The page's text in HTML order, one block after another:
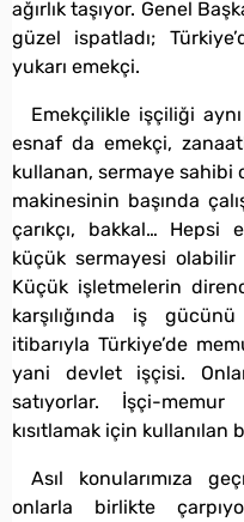
ağırlık taşıyor. Genel
güzel ispatladı;
yukarı emekçi.
Emekçilikle işçiliği
esnaf da emekçi,
kullanan, sermaye sahibi
makinesinin başında
çarıkçı, bakkal… Hepsi
küçük sermayesi
Küçük işletmelerin
karşılığında iş
itibarıyla Türkiye’de
yani devlet işçisi.
satıyorlar. İşçi-
kısıtlamak için kullanılan
Asıl konularımıza
onlarla birlikte